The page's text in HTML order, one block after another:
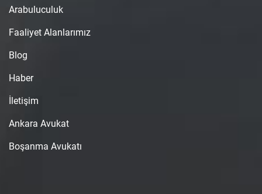
Arabuluculuk
Faaliyet Alanlarımız
Blog
Haber
İletişim
Ankara Avukat
Boşanma Avukatı